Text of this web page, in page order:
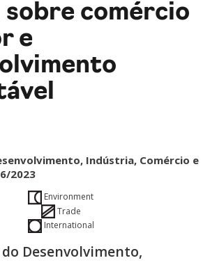
sobre comércio
e
Indústria, Comércio e
2023
Environment
Trade
International
Desenvolvimento,